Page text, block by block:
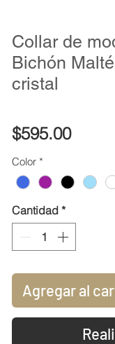
Collar de
Bichón
cristal
$595.00Precio
Color *
Cantidad *
Agregar al